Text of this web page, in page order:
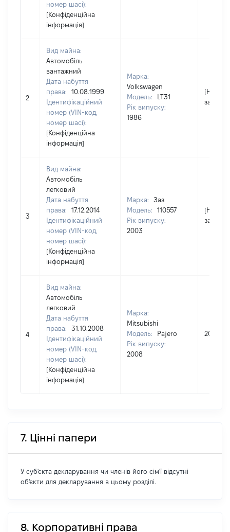
номер шасі):
[Конфіденційна
інформація]
2
Вид майна:
Автомобіль
вантажний
Дата набуття
права:
10.08.1999
Ідентифікаційний
номер (VIN-код,
номер шасі):
[Конфіденційна
інформація]
Марка:
Volkswagen
Модель:
LT31
Рік випуску:
1986
[Не
3
Вид майна:
Автомобіль
легковий
Дата набуття
права:
17.12.2014
Ідентифікаційний
номер (VIN-код,
номер шасі):
[Конфіденційна
інформація]
Марка:
Заз
Модель:
110557
Рік випуску:
2003
[Не
4
Вид майна:
Автомобіль
легковий
Дата набуття
права:
31.10.2008
Ідентифікаційний
номер (VIN-код,
номер шасі):
[Конфіденційна
інформація]
Марка:
Mitsubishi
Модель:
Pajero
Рік випуску:
2008
205000
7. Цінні папери
У суб'єкта декларування чи членів його сім'ї відсутні
об'єкти для декларування в цьому розділі.
8. Корпоративні права